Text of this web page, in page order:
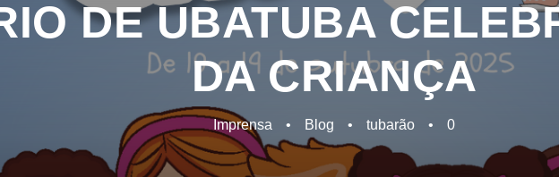
DE UBATUBA
DA CRIANÇA
Imprensa • Blog • tubarão • 0